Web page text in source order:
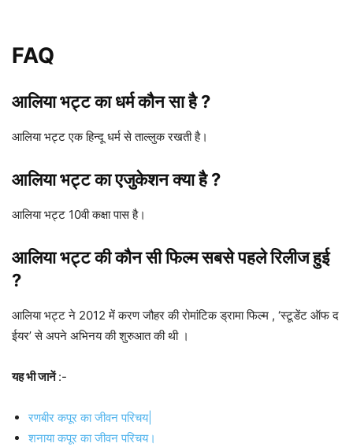
FAQ
आलिया भट्ट का धर्म कौन सा है ?
आलिया भट्ट एक हिन्दू धर्म से ताल्लुक रखती है।
आलिया भट्ट का एजुकेशन क्या है ?
आलिया भट्ट 10वी कक्षा पास है।
आलिया भट्ट की कौन सी फिल्म सबसे पहले रिलीज हुई
?
आलिया भट्ट ने 2012 में करण जौहर की रोमांटिक ड्रामा फिल्म , ‘स्टूडेंट ऑफ द
ईयर’ से अपने अभिनय की शुरुआत की थी ।
यह भी जानें:-
रणबीर कपूर का जीवन परिचय|
शनाया कपूर का जीवन परिचय।